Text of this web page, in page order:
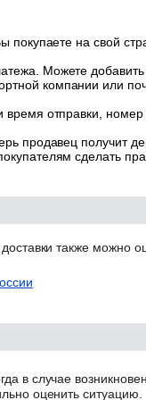
на свой
Можете
компании или
отправки, номер
продавец получит
сделать
также можно
в случае
оценить ситуацию.